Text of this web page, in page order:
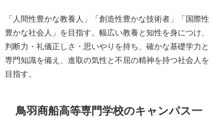
「人間性豊かな教養人」「創造性豊かな技術者」「国際性
豊かな社会人」を目指す。幅広い教養と知性を身につけ、
判断力・礼儀正しさ・思いやりを持ち、確かな基礎学力と
専門知識を備え、進取の気性と不屈の精神を持つ社会人を
目指す。
鳥羽商船高等専門学校のキャンパス一